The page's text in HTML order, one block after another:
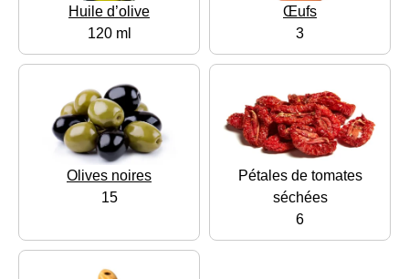
Huile d’olive
120 ml
Œufs
3
Olives noires
15
Pétales de tomates
séchées
6